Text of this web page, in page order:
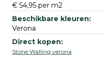
€ 54,95 per m2
Verona
Stone Walling verona